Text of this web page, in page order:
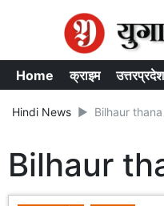
Home क्राइम
Hindi News Bilhaur thana
Bilhaur